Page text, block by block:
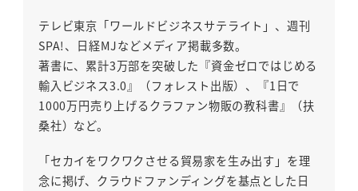
テレビ東京「ワールドビジネスサテライト」、週刊
SPA!、日経MJなどメディア掲載多数。
著書に、累計3万部を突破した『資金ゼロではじめる
輸入ビジネス3.0』（フォレスト出版）、『1日で
1000万円売り上げるクラファン物販の教科書』（扶
桑社）など。
「セカイをワクワクさせる貿易家を生み出す」を理
念に掲げ、クラウドファンディングを基点とした日